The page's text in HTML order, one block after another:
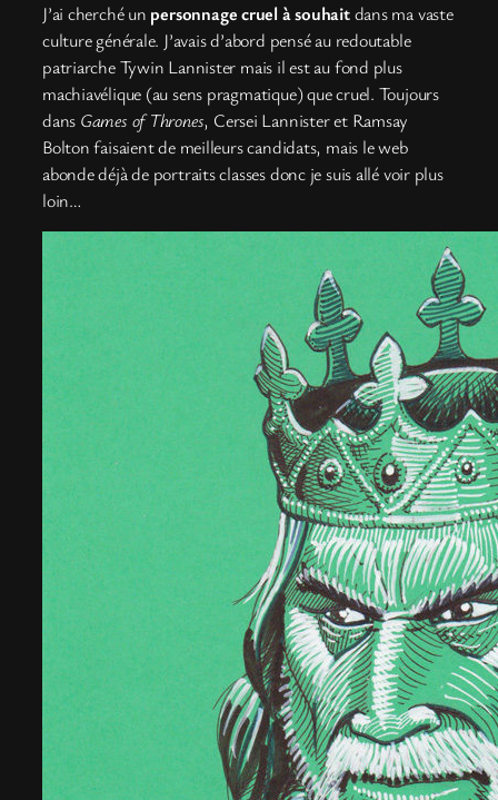
J’ai cherché un personnage cruel à souhaitdans ma vaste
culture générale. J’avais d’abord pensé au redoutable
patriarche Tywin Lannister mais il est au fond plus
machiavélique (au sens pragmatique) que cruel. Toujours
dans Games of Thrones, Cersei Lannister et Ramsay
Bolton faisaient de meilleurs candidats, mais le web
abonde déjà de portraits classes donc je suis allé voir plus
loin…